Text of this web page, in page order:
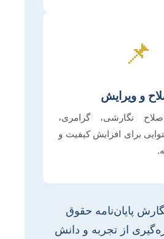
📌
و ویرایش
نگارشی، گرامری،
برای افزایش کیفیت و
پایان‌نامه حقوق
از تجربه و دانش